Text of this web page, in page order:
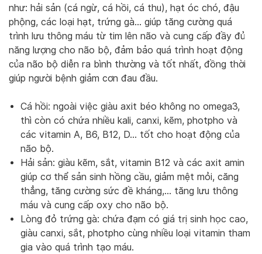
như: hải sản (cá ngừ, cá hồi, cá thu), hạt óc chó, đậu
phộng, các loại hạt, trứng gà… giúp tăng cường quá
trình lưu thông máu từ tim lên não và cung cấp đầy đủ
năng lượng cho não bộ, đảm bảo quá trình hoạt động
của não bộ diễn ra bình thường và tốt nhất, đồng thời
giúp người bệnh giảm cơn đau đầu.
Cá hồi: ngoài việc giàu axit béo không no omega3,
thì còn có chứa nhiều kali, canxi, kẽm, photpho và
các vitamin A, B6, B12, D… tốt cho hoạt động của
não bộ.
Hải sản: giàu kẽm, sắt, vitamin B12 và các axit amin
giúp cơ thể sản sinh hồng cầu, giảm mệt mỏi, căng
thẳng, tăng cường sức đề kháng,… tăng lưu thông
máu và cung cấp oxy cho não bộ.
Lòng đỏ trứng gà: chứa đạm có giá trị sinh học cao,
giàu canxi, sắt, photpho cùng nhiều loại vitamin tham
gia vào quá trình tạo máu.